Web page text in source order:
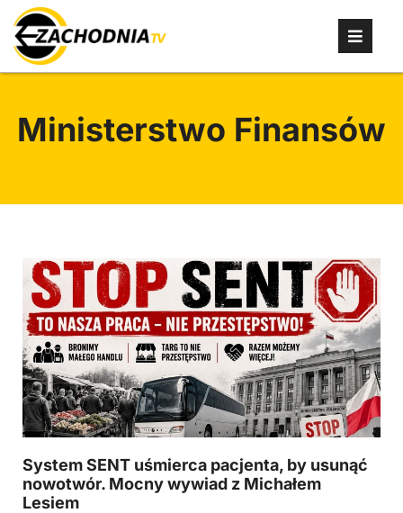
Ministerstwo Finansów
System SENT uśmierca pacjenta, by usunąć
nowotwór. Mocny wywiad z Michałem
Lesiem